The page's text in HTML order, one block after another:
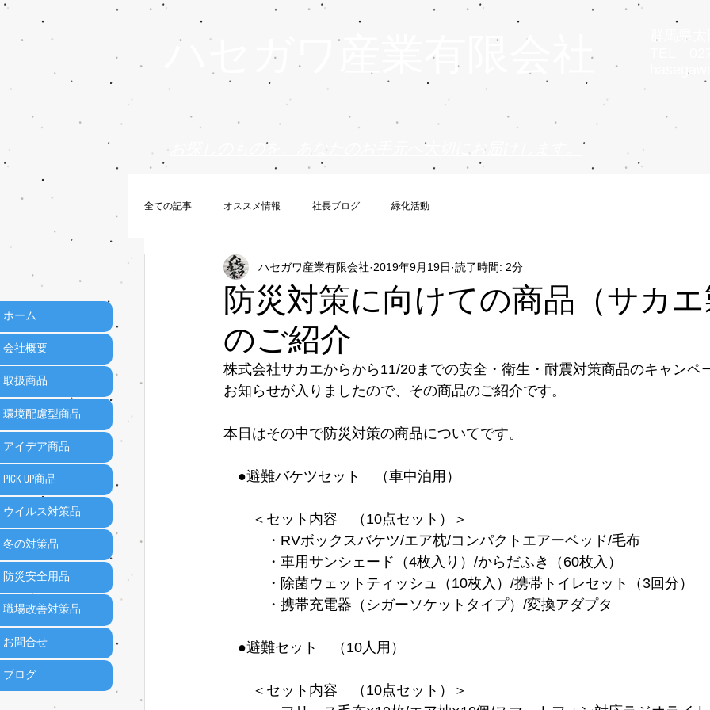
ハセガワ産業有限会社
群馬県
お探しのものを、あなたのお手元へ大切にお届けします。
全ての記事 オススメ情報 社長ブログ 緑化活動
防災対策に向けての商品（サカ
のご紹介
ハセガワ産業有限会社 2019年9月19日 読了時間: 2分
株式会社サカエからから11/20までの安全・衛生・耐震対策商品のキャン
お知らせが入りましたので、その商品のご紹介です。
本日はその中で防災対策の商品についてです。
●避難バケツセット　（車中泊用）
＜セット内容　（10点セット）＞
・RVボックスバケツ/エア枕/コンパクトエアーベッド/毛布
・車用サンシェード（4枚入り）/からだふき（60枚入）
・除菌ウェットティッシュ（10枚入）/携帯トイレセット（3回分）
・携帯充電器（シガーソケットタイプ）/変換アダプタ
●避難セット　（10人用）
＜セット内容　（10点セット）＞
ホーム
会社概要
取扱商品
環境配慮型商品
アイデア商品
PICK UP商品
ウイルス対策品
冬の対策品
防災安全用品
職場改善対策品
お問合せ
ブログ